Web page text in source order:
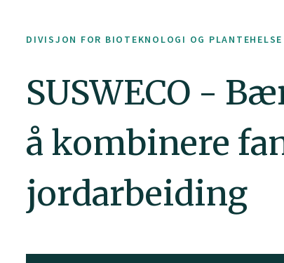
DIVISJON FOR BIOTEKNOLOGI OG PLANTEHELSE
SUSWECO -
å kombinere
jordarbeiding